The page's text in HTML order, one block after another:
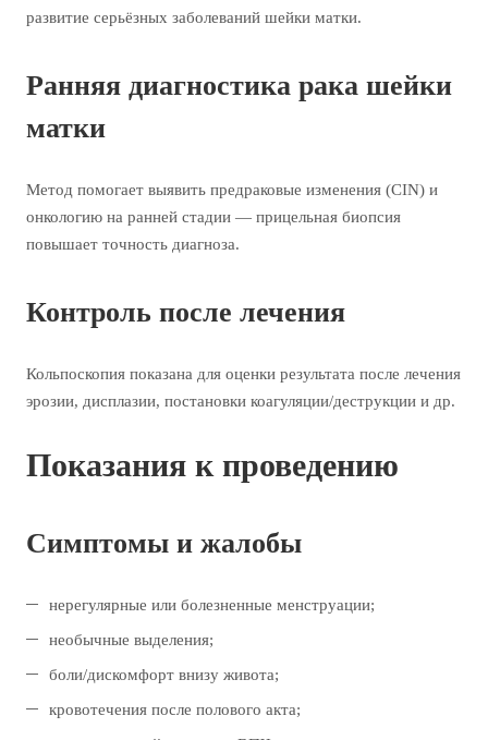
развитие серьёзных заболеваний шейки матки.
Ранняя диагностика рака шейки
матки
Метод помогает выявить предраковые изменения (CIN) и
онкологию на ранней стадии — прицельная биопсия
повышает точность диагноза.
Контроль после лечения
Кольпоскопия показана для оценки результата после лечения
эрозии, дисплазии, постановки коагуляции/деструкции и др.
Показания к проведению
Симптомы и жалобы
нерегулярные или болезненные менструации;
необычные выделения;
боли/дискомфорт внизу живота;
кровотечения после полового акта;